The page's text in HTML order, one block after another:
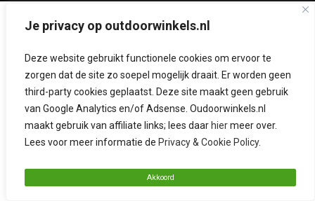
Je privacy op outdoorwinkels.nl
Deze website gebruikt functionele cookies om ervoor te
zorgen dat de site zo soepel mogelijk draait. Er worden geen
third-party cookies geplaatst. Deze site maakt geen gebruik
van Google Analytics en/of Adsense. Oudoorwinkels.nl
maakt gebruik van affiliate links; lees daar hiermeer over.
Lees voor meer informatie de Privacy & Cookie Policy.
Akkoord